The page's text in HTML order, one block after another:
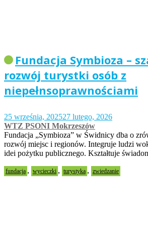
Fundacja Symbioza –
rozwój turystki osób z
niepełnsoprawnościami
25 września, 202527 lutego, 2026
WTZ PSONI Mokrzeszów
Fundacja „Symbioza” w Świdnicy dba o
rozwój miejsc i regionów. Integruje ludzi
idei pożytku publicznego. Kształtuje
fundacja , wycieczki , turystyka , zwiedzanie